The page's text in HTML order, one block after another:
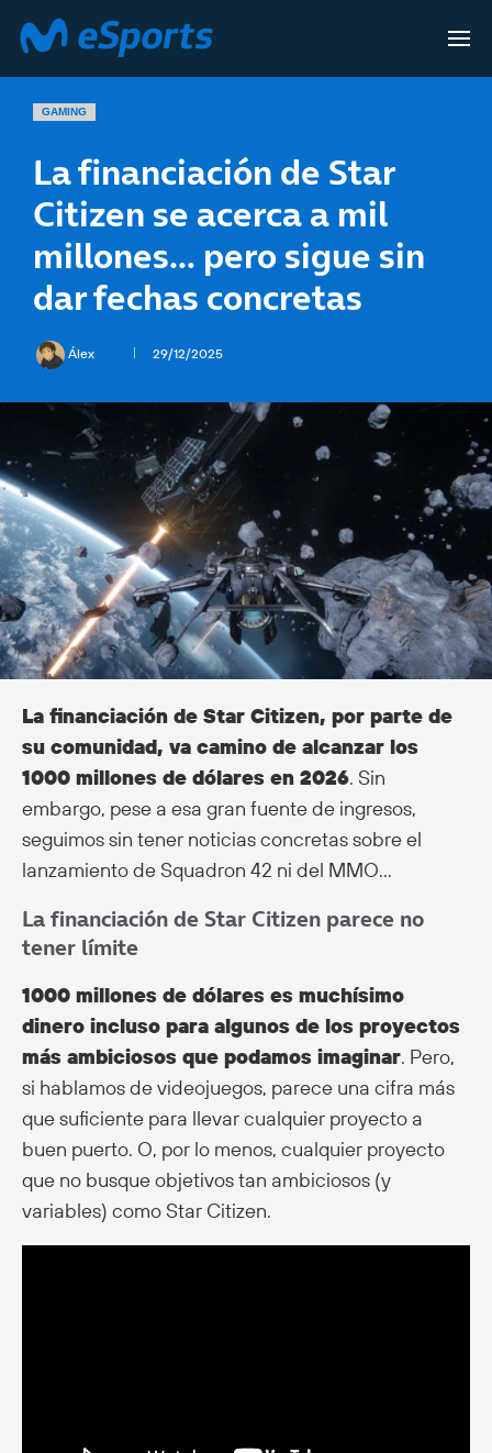
GAMING
La financiación de Star
Citizen se acerca a mil
millones… pero sigue sin
dar fechas concretas
Álex 29/12/2025
La financiación de Star Citizen, por parte de
su comunidad, va camino de alcanzar los
1000 millones de dólares en 2026. Sin
embargo, pese a esa gran fuente de ingresos,
seguimos sin tener noticias concretas sobre el
lanzamiento de Squadron 42 ni del MMO…
La financiación de Star Citizen parece no
tener límite
1000 millones de dólares es muchísimo
dinero incluso para algunos de los proyectos
más ambiciosos que podamos imaginar. Pero,
si hablamos de videojuegos, parece una cifra más
que suficiente para llevar cualquier proyecto a
buen puerto. O, por lo menos, cualquier proyecto
que no busque objetivos tan ambiciosos (y
variables) como Star Citizen.